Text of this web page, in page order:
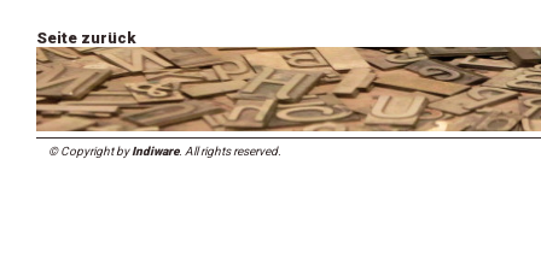
Seite zurück
© Copyright byIndiware. All rights reserved.